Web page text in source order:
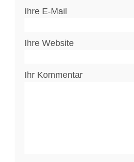
Ihre E-Mail
Ihre Website
Ihr Kommentar